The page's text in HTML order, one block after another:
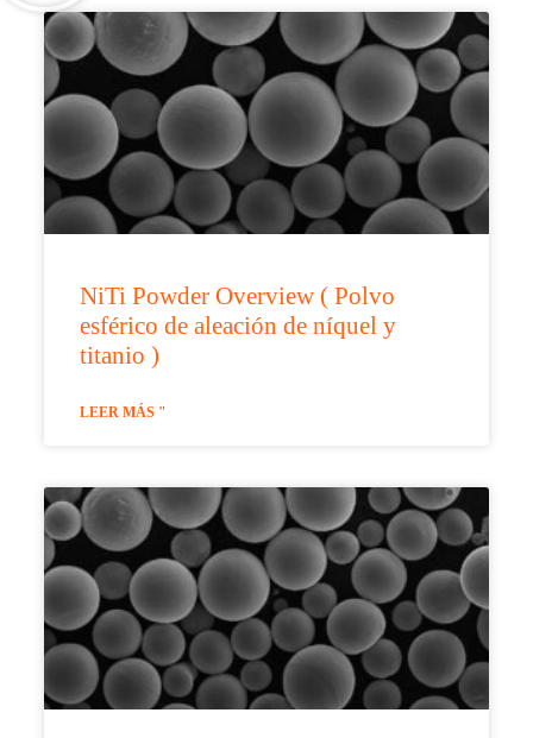
NiTi Powder Overview ( Polvo
esférico de aleación de níquel y
titanio )
LEER MÁS "